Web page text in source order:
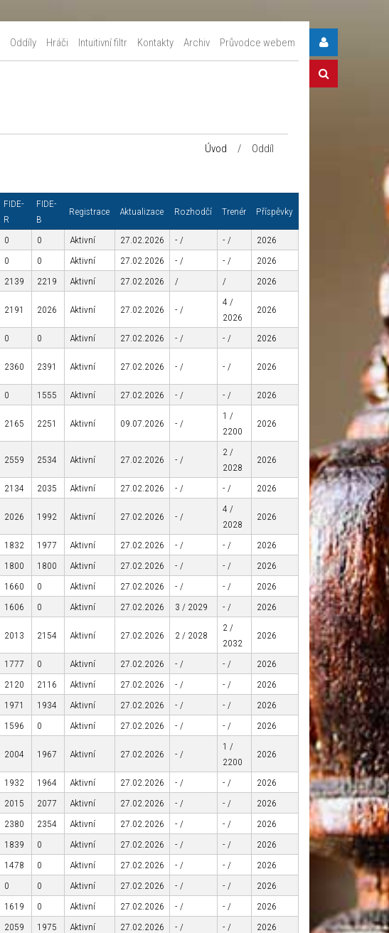
Oddíly Hráči Intuitivní filtr Kontakty Archiv Průvodce webem
Úvod / Oddíl
FIDE-
R
FIDE-
B
Registrace Aktualizace Rozhodčí Trenér Příspěvky
0 0 Aktivní 27.02.2026 - / - /
2026
0 0 Aktivní 27.02.2026 - / - /
2026
2139 2219 Aktivní 27.02.2026 / / 2026
2191 2026 Aktivní 27.02.2026 - /
4 /
2026
2026
0 0 Aktivní 27.02.2026 - / - /
2026
2360 2391 Aktivní 27.02.2026 - / - / 2026
0 1555 Aktivní 27.02.2026 - / - / 2026
2165 2251 Aktivní 09.07.2026 - /
1 /
2200
2026
2559 2534 Aktivní 27.02.2026 - /
2 /
2028
2026
2134 2035 Aktivní 27.02.2026 - / - / 2026
2026 1992 Aktivní 27.02.2026 - /
4 /
2028
2026
1832 1977 Aktivní 27.02.2026 - / - /
2026
1800 1800 Aktivní 27.02.2026 - / - /
2026
1660 0 Aktivní 27.02.2026 - / - /
2026
1606 0 Aktivní 27.02.2026 3 / 2029 - / 2026
2013 2154 Aktivní 27.02.2026 2 / 2028
2 /
2032
2026
1777 0 Aktivní 27.02.2026 - / - /
2026
2120 2116 Aktivní 27.02.2026 - / - /
2026
1971 1934 Aktivní 27.02.2026 - / - /
2026
1596 0 Aktivní 27.02.2026 - / - / 2026
2004 1967 Aktivní 27.02.2026 - /
1 /
2200
2026
1932 1964 Aktivní 27.02.2026 - / - /
2026
2015 2077 Aktivní 27.02.2026 - / - /
2026
2380 2354 Aktivní 27.02.2026 - / - /
2026
1839 0 Aktivní 27.02.2026 - / - /
2026
1478 0 Aktivní 27.02.2026 - / - /
2026
0 0 Aktivní 27.02.2026 - / - /
2026
1619 0 Aktivní 27.02.2026 - / - /
2026
2059 1975 Aktivní 27.02.2026 - / - / 2026